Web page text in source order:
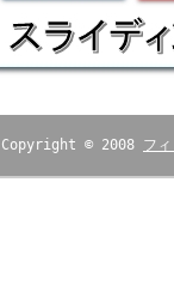
Copyright © 2008 フ